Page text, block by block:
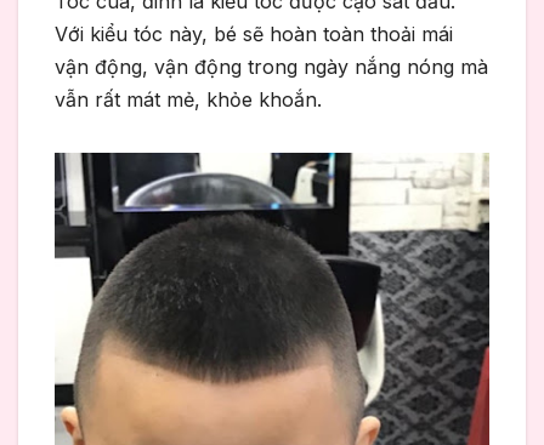
Với kiểu tóc này, bé sẽ hoàn toàn thoải mái
vận động, vận động trong ngày nắng nóng mà
vẫn rất mát mẻ, khỏe khoắn.